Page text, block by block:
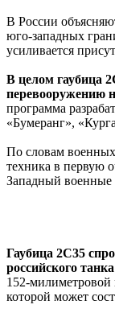
В России
юго-западных
усиливается
В целом гаубица
перевооружению
программа
«Бумеранг»,
По словам военных
техника в первую
Западный военные
Гаубица 2С35
российского
152-
которой может